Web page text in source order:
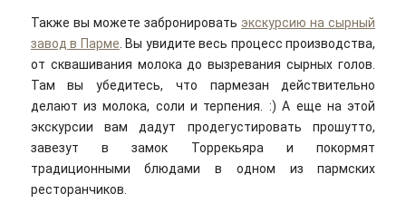
Также вы можете забронировать экскурсию на сырный
завод в Парме. Вы увидите весь процесс производства,
от сквашивания молока до вызревания сырных голов.
Там вы убедитесь, что пармезан действительно
делают из молока, соли и терпения. :) А еще на этой
экскурсии вам дадут продегустировать прошутто,
завезут в замок Торрекьяра и покормят
традиционными блюдами в одном из пармских
ресторанчиков.